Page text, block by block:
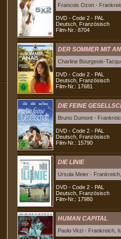
Francois Ozon -
DVD - Code 2 - PAL
Deutsch, Französisch
Film-Nr.: 8704
DER SOMMER MIT
Charline Bourgeois-
DVD - Code 2 - PAL
Deutsch, Französisch
Film-Nr.: 17681
DIE FEINE
Bruno Dumont -
DVD - Code 2 - PAL
Deutsch, Französisch
Film-Nr.: 15790
DIE LINIE
Ursula Meier -
DVD - Code 2 - PAL
Deutsch, Französisch
Film-Nr.: 17980
HUMAN CAPITAL
Paolo Virzi - Frankreich,